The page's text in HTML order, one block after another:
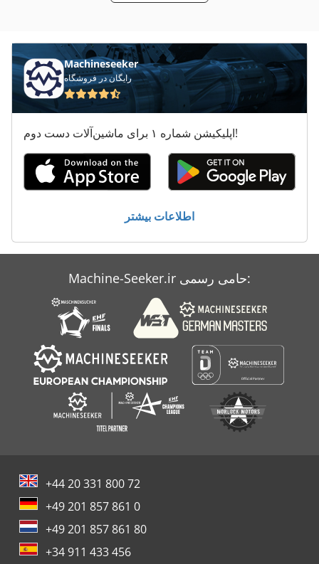
کامیون برقی پالت
کامیون رسیدن
کامیون سرخس
کامیون های صافی
کامیون کمپرسی 7 5 T نورد
Machineseeker
رایگان در فروشگاه
اپلیکیشن شماره ۱ برای ماشین‌آلات دست دوم!
اطلاعات بیشتر
Machine-Seeker.ir حامی رسمی:
+44 20 331 800 72
+49 201 857 861 0
+49 201 857 861 80
+34 911 433 456